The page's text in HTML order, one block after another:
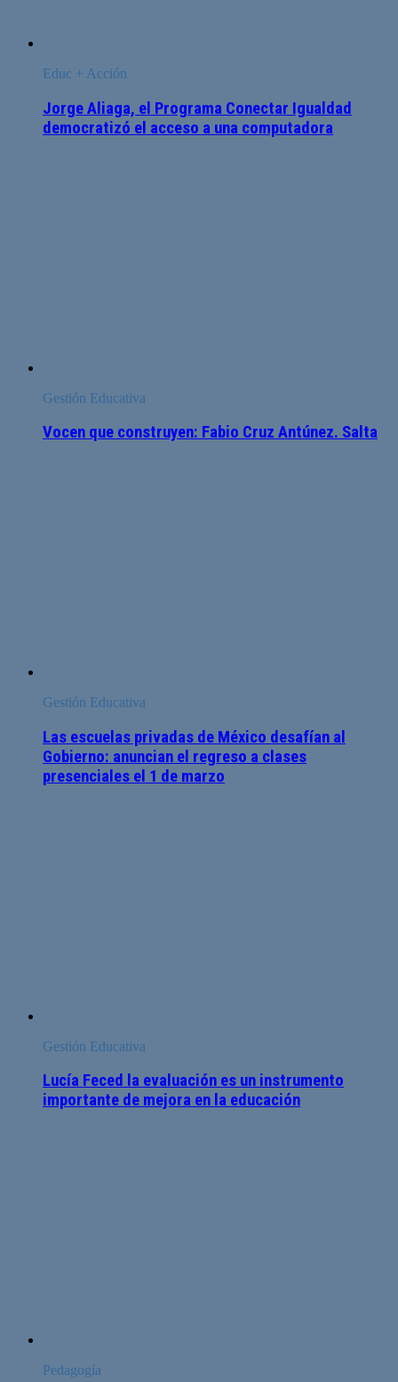
Educ + Acción
Jorge Aliaga, el Programa Conectar Igualdad
democratizó el acceso a una computadora
Gestión Educativa
Vocen que construyen: Fabio Cruz Antúnez. Salta
Gestión Educativa
Las escuelas privadas de México desafían al
Gobierno: anuncian el regreso a clases
presenciales el 1 de marzo
Gestión Educativa
Lucía Feced la evaluación es un instrumento
importante de mejora en la educación
Pedagogía